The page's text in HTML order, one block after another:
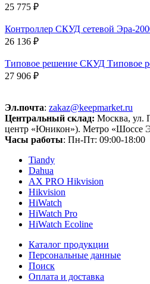
25 775 ₽
Контроллер СКУД сетевой Эра-
26 136 ₽
Типовое решение СКУД Типовое
27 906 ₽
Эл.почта: zakaz@keepmarket.ru
Центральный склад: Москва, ул.
центр «Юникон»). Метро «Шоссе
Часы работы: Пн-Пт: 09:00-18:00
Tiandy
Dahua
AX PRO Hikvision
Hikvision
HiWatch
HiWatch Pro
HiWatch Ecoline
Каталог продукции
Персональные данные
Поиск
Оплата и доставка